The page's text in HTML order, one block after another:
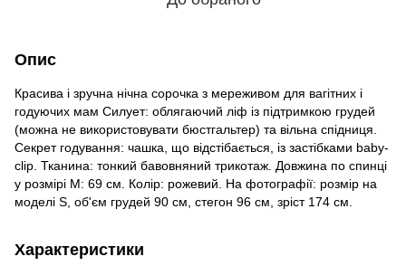
Опис
Красива і зручна нічна сорочка з мереживом для вагітних і
годуючих мам Силует: облягаючий ліф із підтримкою грудей
(можна не використовувати бюстгальтер) та вільна спідниця.
Секрет годування: чашка, що відстібається, із застібками baby-
clip. Тканина: тонкий бавовняний трикотаж. Довжина по спинці
у розмірі М: 69 см. Колір: рожевий. На фотографії: розмір на
моделі S, об'єм грудей 90 см, стегон 96 см, зріст 174 см.
Характеристики